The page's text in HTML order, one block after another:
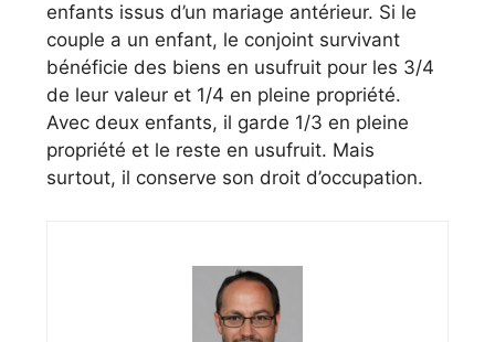
enfants issus d’un mariage antérieur. Si le
couple a un enfant, le conjoint survivant
bénéficie des biens en usufruit pour les 3/4
de leur valeur et 1/4 en pleine propriété.
Avec deux enfants, il garde 1/3 en pleine
propriété et le reste en usufruit. Mais
surtout, il conserve son droit d’occupation.